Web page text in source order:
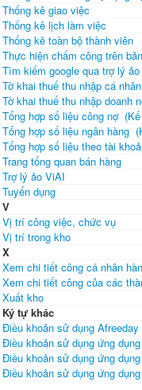
Thống kê giao việc
Thống kê lịch làm việc
Thống kê toàn bộ thành viên
Thực hiện chấm công trên
Tìm kiếm google qua trợ lý
Tờ khai thuế thu nhập cá
Tờ khai thuế thu nhập doanh
Tổng hợp số liệu công nợ
Tổng hợp số liệu ngân hàng
Tổng hợp số liệu theo tài
Trang tổng quan bán hàng
Trợ lý ảo ViAI
Tuyển dụng
V
Vị trí công việc, chức vụ
Vị trí trong kho
X
Xem chi tiết công cá nhân
Xem chi tiết công của các
Xuất kho
Ký tự khác
Điều khoản sử dụng Afreeday
Điều khoản sử dụng ứng
Điều khoản sử dụng ứng
Điều khoản sử dụng ứng